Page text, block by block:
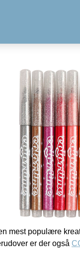
mest populære
er der også